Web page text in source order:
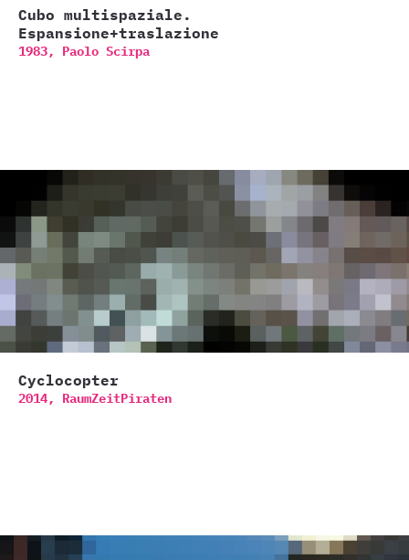
Cubo multispaziale.
Espansione+traslazione
1983, Paolo Scirpa
Cyclocopter
2014, RaumZeitPiraten